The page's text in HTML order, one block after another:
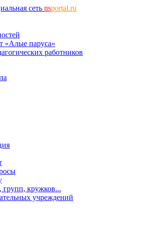
сеть nsportal.ru
«Алые паруса»
работников
групп, кружков...
учреждений